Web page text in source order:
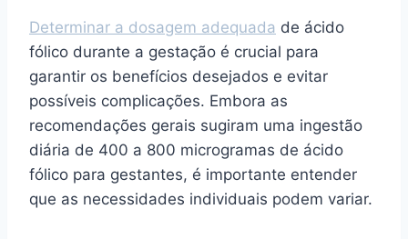
Determinar a dosagem adequada de ácido
fólico durante a gestação é crucial para
garantir os benefícios desejados e evitar
possíveis complicações. Embora as
recomendações gerais sugiram uma ingestão
diária de 400 a 800 microgramas de ácido
fólico para gestantes, é importante entender
que as necessidades individuais podem variar.